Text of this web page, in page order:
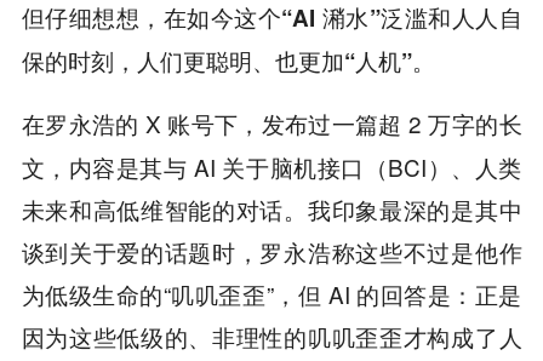
但仔细想想，在如今这个“AI 潲水”泛滥和人人自
保的时刻，人们更聪明、也更加“人机”。
在罗永浩的 X 账号下，发布过一篇超 2 万字的长
文，内容是其与 AI 关于脑机接口（BCI）、人类
未来和高低维智能的对话。我印象最深的是其中
谈到关于爱的话题时，罗永浩称这些不过是他作
为低级生命的“叽叽歪歪”，但 AI 的回答是：正是
因为这些低级的、非理性的叽叽歪歪才构成了人